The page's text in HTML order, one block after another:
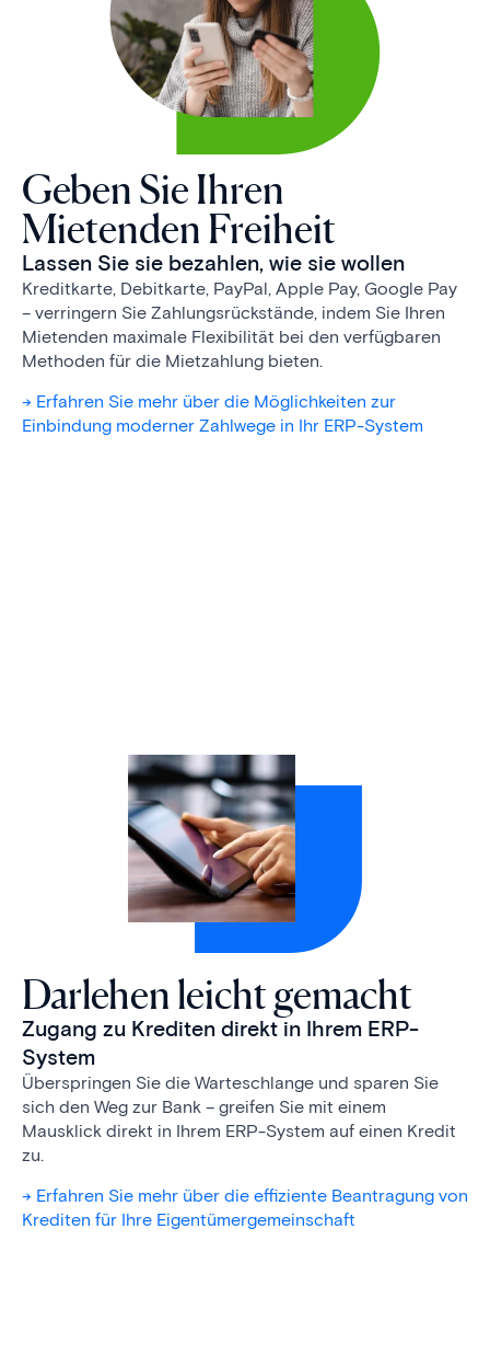
Geben Sie Ihren
Mietenden Freiheit
Lassen Sie sie bezahlen, wie sie wollen
Kreditkarte, Debitkarte, PayPal, Apple Pay, Google Pay
– verringern Sie Zahlungs­rück­stände, indem Sie Ihren
Mietenden maximale Flexibilität bei den verfügbaren
Methoden für die Mietzahlung bieten.
-> Erfahren Sie mehr über die Möglichkeiten zur
Einbindung moderner Zahlwege in Ihr ERP-System
Darlehen leicht gemacht
Zugang zu Krediten direkt in Ihrem ERP-
System
Überspringen Sie die Warteschlange und sparen Sie
sich den Weg zur Bank – greifen Sie mit einem
Mausklick direkt in Ihrem ERP-System auf einen Kredit
zu.
-> Erfahren Sie mehr über die effiziente Beantragung von
Krediten für Ihre Eigentümergemeinschaft